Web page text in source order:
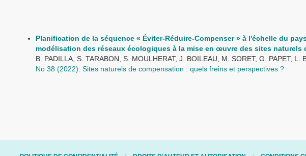
Planification de la séquence « Éviter-Réduire-Compenser » à l'échelle du
modélisation des réseaux écologiques à la mise en œuvre des sites naturels
B. PADILLA, S. TARABON, S. MOULHERAT, J. BOILEAU, M. SORET, G. PAPET, L.
No 38 (2022): Sites naturels de compensation : quels freins et perspectives ?